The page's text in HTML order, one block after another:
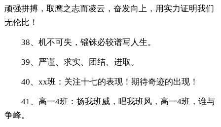
顽强拼搏，取鹰之志而凌云，奋发向上，用实力证明我们
无伦比！
38、机不可失，锱铢必较谱写人生。
39、严谨、求实、团结、进取。
40、xx班：关注十七的表现！期待奇迹的出现！
41、高一4班：扬我班威，唱我班风，高一4班，谁与
争峰。